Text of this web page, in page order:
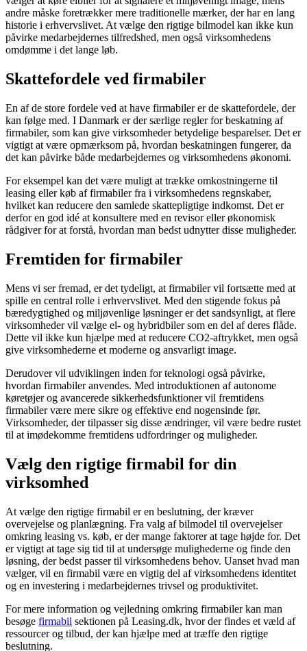
andre måske foretrækker mere traditionelle mærker, der har en lang
historie i erhvervslivet. At vælge den rigtige bilmodel kan ikke kun
påvirke medarbejdernes tilfredshed, men også virksomhedens
omdømme i det lange løb.
Skattefordele ved firmabiler
En af de store fordele ved at have firmabiler er de skattefordele, der
kan følge med. I Danmark er der særlige regler for beskatning af
firmabiler, som kan give virksomheder betydelige besparelser. Det er
vigtigt at være opmærksom på, hvordan beskatningen fungerer, da
det kan påvirke både medarbejdernes og virksomhedens økonomi.
For eksempel kan det være muligt at trække omkostningerne til
leasing eller køb af firmabiler fra i virksomhedens regnskaber,
hvilket kan reducere den samlede skattepligtige indkomst. Det er
derfor en god idé at konsultere med en revisor eller økonomisk
rådgiver for at forstå, hvordan man bedst udnytter disse muligheder.
Fremtiden for firmabiler
Mens vi ser fremad, er det tydeligt, at firmabiler vil fortsætte med at
spille en central rolle i erhvervslivet. Med den stigende fokus på
bæredygtighed og miljøvenlige løsninger er det sandsynligt, at flere
virksomheder vil vælge el- og hybridbiler som en del af deres flåde.
Dette vil ikke kun hjælpe med at reducere CO2-aftrykket, men også
give virksomhederne et moderne og ansvarligt image.
Derudover vil udviklingen inden for teknologi også påvirke,
hvordan firmabiler anvendes. Med introduktionen af autonome
køretøjer og avancerede sikkerhedsfunktioner vil fremtidens
firmabiler være mere sikre og effektive end nogensinde før.
Virksomheder, der tilpasser sig disse ændringer, vil være bedre rustet
til at imødekomme fremtidens udfordringer og muligheder.
Vælg den rigtige firmabil for din
virksomhed
At vælge den rigtige firmabil er en beslutning, der kræver
overvejelse og planlægning. Fra valg af bilmodel til overvejelser
omkring leasing vs. køb, er der mange faktorer at tage højde for. Det
er vigtigt at tage sig tid til at undersøge mulighederne og finde den
løsning, der bedst passer til virksomhedens behov. Uanset hvad man
vælger, vil en firmabil være en vigtig del af virksomhedens identitet
og en investering i medarbejdernes trivsel og produktivitet.
For mere information og vejledning omkring firmabiler kan man
besøge firmabil sektionen på Leasing.dk, hvor der findes et væld af
ressourcer og tilbud, der kan hjælpe med at træffe den rigtige
beslutning.